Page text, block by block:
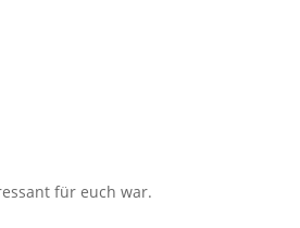
für euch war.